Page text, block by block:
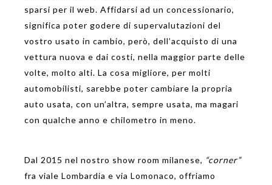
sparsi per il web. Affidarsi ad un concessionario,
significa poter godere di supervalutazioni del
vostro usato in cambio, però, dell’acquisto di una
vettura nuova e dai costi, nella maggior parte delle
volte, molto alti. La cosa migliore, per molti
automobilisti, sarebbe poter cambiare la propria
auto usata, con un’altra, sempre usata, ma magari
con qualche anno e chilometro in meno.
Dal 2015 nel nostro show room milanese, “corner”
fra viale Lombardia e via Lomonaco, offriamo